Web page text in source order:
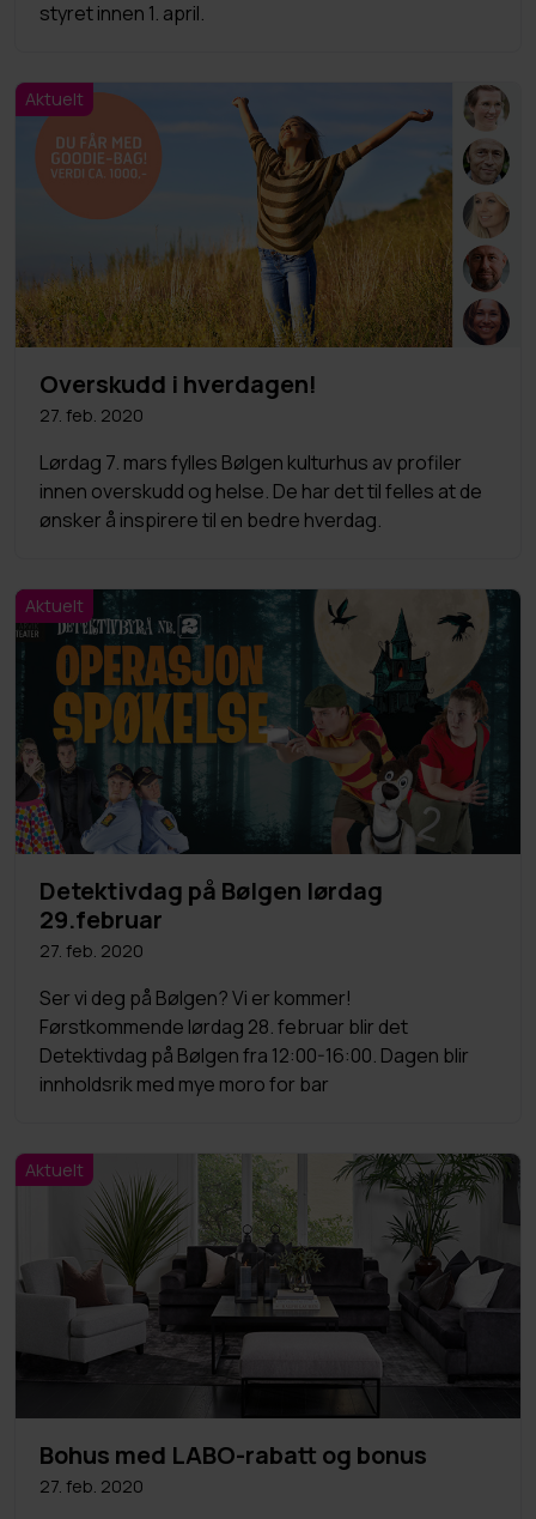
styret innen 1. april.
Aktuelt
Overskudd i hverdagen!
27. feb. 2020
Lørdag 7. mars fylles Bølgen kulturhus av profiler
innen overskudd og helse. De har det til felles at de
ønsker å inspirere til en bedre hverdag.
Aktuelt
Detektivdag på Bølgen lørdag
29.februar
27. feb. 2020
Ser vi deg på Bølgen? Vi er kommer!
Førstkommende lørdag 28. februar blir det
Detektivdag på Bølgen fra 12:00-16:00. Dagen blir
innholdsrik med mye moro for bar
Aktuelt
Bohus med LABO-rabatt og bonus
27. feb. 2020